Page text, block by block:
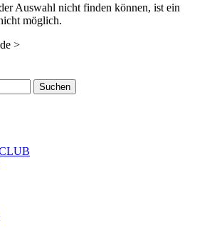
Auswahl nicht finden können, ist ein
möglich.
>
Suchen